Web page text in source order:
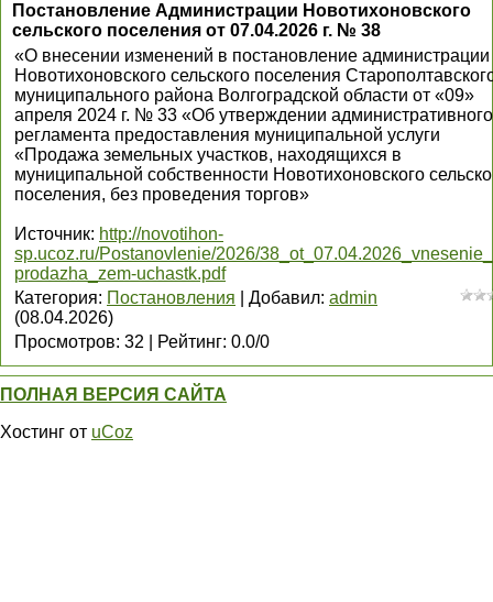
Постановление Администрации Новотихоновского
сельского поселения от 07.04.2026 г. № 38
«О внесении изменений в постановление администрации
Новотихоновского сельского поселения
муниципального района Волгоградской области от «09»
апреля 2024 г. № 33 «Об утверждении административного
регламента предоставления муниципальной услуги
«Продажа земельных участков, находящихся в
муниципальной собственности Новотихоновского
поселения, без проведения торгов»
Источник: http://novotihon-
sp.ucoz.ru/Postanovlenie/2026/
prodazha_zem-uchastk.pdf
Категория: Постановления Добавил: admin
(08.04.2026)
Просмотров: 32 Рейтинг: 0.0/0
ПОЛНАЯ ВЕРСИЯ САЙТА
Хостинг от uCoz